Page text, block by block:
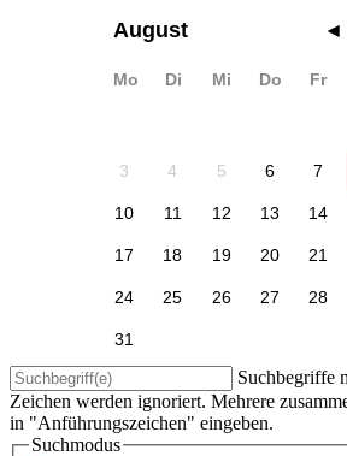
August ◂
Mo Di Mi Do Fr
3 4 5 6 7
10 11 12 13 14
17 18 19 20 21
24 25 26 27 28
31
Suchbegriffe
Zeichen werden ignoriert. Mehrere
in "Anführungszeichen" eingeben.
Suchmodus